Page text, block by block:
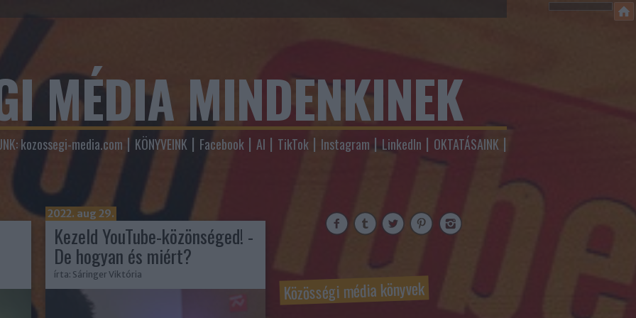
MÉDIA MINDENKINEK
kozossegi-media.com KÖNYVEINK Facebook AI TikTok Instagram LinkedIn OKTATÁSAINK
2022. aug 29.
Kezeld YouTube-közönséged! -
De hogyan és miért?
írta: Sáringer Viktória
Közösségi média könyvek